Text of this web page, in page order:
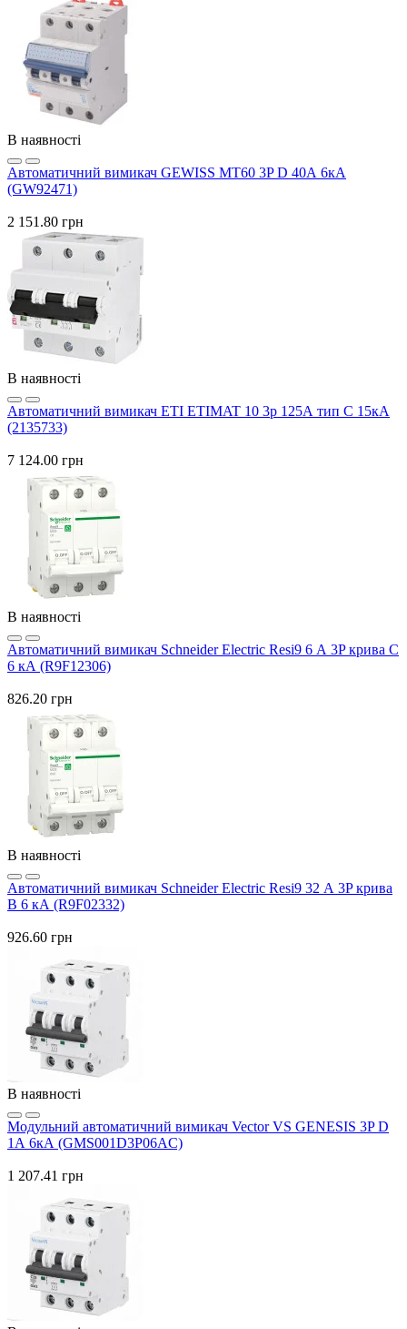
В наявності
Автоматичний вимикач GEWISS МТ60 3P D 40А 6кА
(GW92471)
2 151.80 грн
В наявності
Автоматичний вимикач ETI ETIMAT 10 3p 125А тип C 15кА
(2135733)
7 124.00 грн
В наявності
Автоматичний вимикач Schneider Electric Resi9 6 А 3P крива C
6 кА (R9F12306)
826.20 грн
В наявності
Автоматичний вимикач Schneider Electric Resi9 32 А 3P крива
B 6 кА (R9F02332)
926.60 грн
В наявності
Модульний автоматичний вимикач Vector VS GENESIS 3P D
1А 6кА (GMS001D3P06AC)
1 207.41 грн